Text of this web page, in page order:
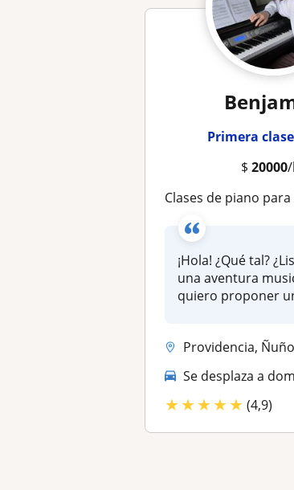
Primera
$ 20000
Clases de piano para todas las edades. ¡Método
¡Hola! ¿Qué tal?
una aventura
quiero proponer
Providencia, Ñuñoa, Santiago
Se desplaza a
★★★★★ (4,9)